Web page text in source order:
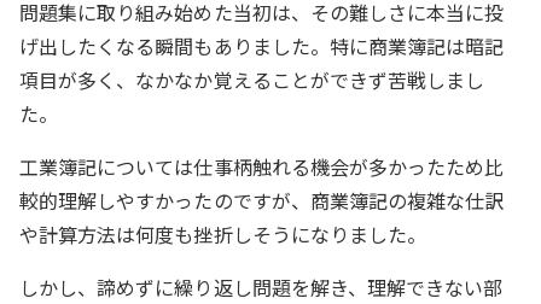
問題集に取り組み始めた当初は、その難しさに本当に投
げ出したくなる瞬間もありました。特に商業簿記は暗記
項目が多く、なかなか覚えることができず苦戦しまし
た。
工業簿記については仕事柄触れる機会が多かったため比
較的理解しやすかったのですが、商業簿記の複雑な仕訳
や計算方法は何度も挫折しそうになりました。
しかし、諦めずに繰り返し問題を解き、理解できない部